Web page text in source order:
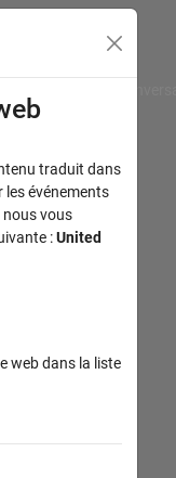
traduit dans
les événements
nous vous
:United
web dans la liste